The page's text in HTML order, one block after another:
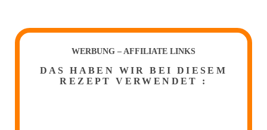
WERBUNG – AFFILIATE LINKS
DAS HABEN WIR BEI DIESEM
REZEPT VERWENDET :